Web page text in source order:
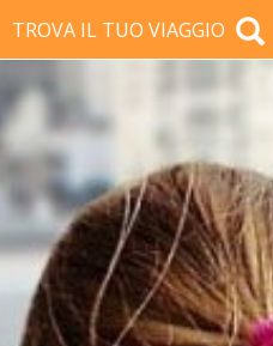
TROVA IL TUO VIAGGIO